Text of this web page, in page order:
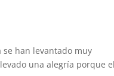
se han levantado muy
una alegría porque